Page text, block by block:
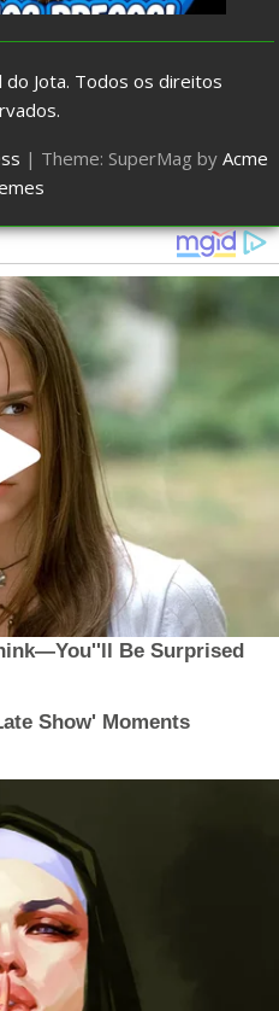
do Jota. Todos os direitos
| Theme: SuperMag by Acme